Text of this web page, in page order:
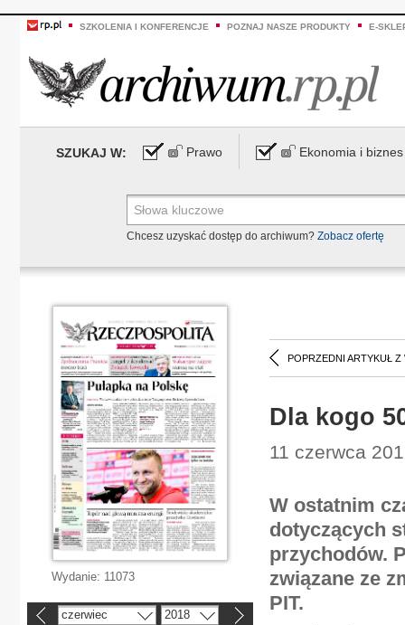
SZKOLENIA I KONFERENCJE POZNAJ NASZE PRODUKTY E-
SZUKAJ W: Prawo Ekonomia i biznes
Chcesz uzyskać dostęp do archiwum? Zobacz ofertę
POPRZEDNI ARTYKUŁ Z
Dla kogo
11 czerwca
W ostatnim
dotyczących
przychodów.
związane ze
PIT.
Wydanie: 11073
czerwiec 2018